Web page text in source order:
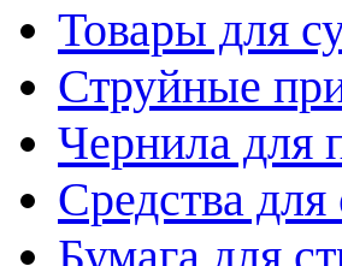
Товары для
Струйные
Чернила для
Средства для